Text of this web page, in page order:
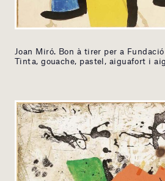
Joan Miró. Bon à tirer per a
Tinta, gouache, pastel, aiguafort i